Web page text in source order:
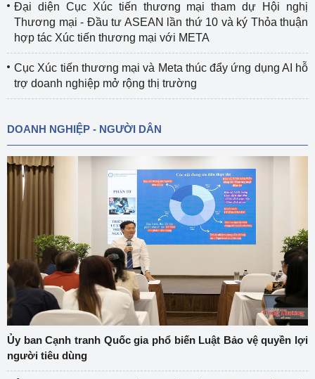
Đại diện Cục Xúc tiến thương mại tham dự Hội nghị
Thương mại - Đầu tư ASEAN lần thứ 10 và ký Thỏa thuận
hợp tác Xúc tiến thương mại với META
Cục Xúc tiến thương mại và Meta thúc đẩy ứng dụng AI hỗ
trợ doanh nghiệp mở rộng thị trường
DOANH NGHIỆP - NGƯỜI DÂN
Ủy ban Cạnh tranh Quốc gia phổ biến Luật Bảo vệ quyền lợi
người tiêu dùng